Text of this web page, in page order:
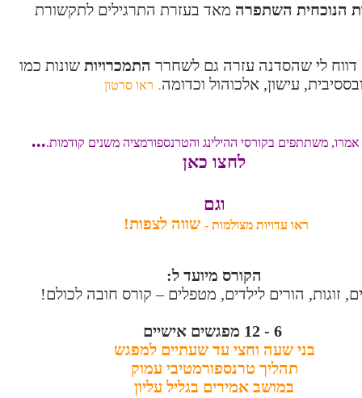
הנוכחית השתפרה מאד בעזרת התרגילים לתקשורת
התמכרויות שונות כמו
עישון, אלכוהול וכדומה. ראו סרטון
משתתפים בקורסי ההילינג והטרנספורמציה משנים קודמות....
לחצו כאן
וגם
ראו עדויות מצולמות - שווה לצפות!
הקורס מיועד ל:
זוגות, הורים לילדים, מטפלים – קורס חובה לכולם!
6 - 12 מפגשים אישיים
בני שעה וחצי עד שעתיים למפגש
תהליך טרנספורמטיבי עמוק
במושב אמירים בגליל עליון